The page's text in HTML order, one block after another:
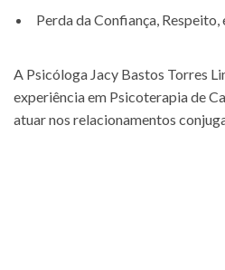
Perda da Confiança, Respeito,
A Psicóloga Jacy Bastos Torres
experiência em Psicoterapia de
atuar nos relacionamentos